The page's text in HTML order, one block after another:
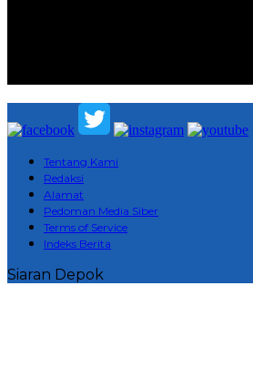
Tentang Kami
Redaksi
Alamat
Pedoman Media Siber
Terms of Service
Indeks Berita
Siaran Depok